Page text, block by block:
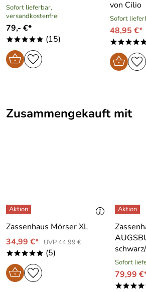
Sofort lieferbar,
versandkostenfrei
79,- €*
***** (15)
von Cilio
Sofort
48,95 €*
Zusammengekauft mit
Zassenhaus Mörser XL
34,99 €*
UVP 44,99 €
***** (5)
Sofort
79,99